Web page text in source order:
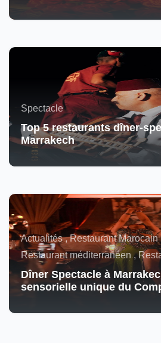
Spectacle
Top 5 restaurants dîner-
Marrakech
Actualités , Restaurant Marocain
Restaurant méditerranéen ,
Dîner Spectacle à
sensorielle unique du